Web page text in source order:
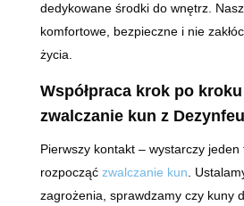
dedykowane środki do wnętrz.
komfortowe, bezpieczne i nie
życia.
Współpraca krok po
zwalczanie kun z
Pierwszy kontakt – wystarczy jeden
rozpocząć zwalczanie kun .
zagrożenia, sprawdzamy czy kuny